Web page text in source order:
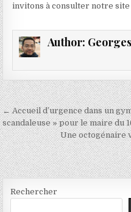
invitons à consulter notre site
Author:
Navigation
de
l’article
← Accueil d’urgence dans un
scandaleuse » pour le maire du
Une octogénaire
Rechercher